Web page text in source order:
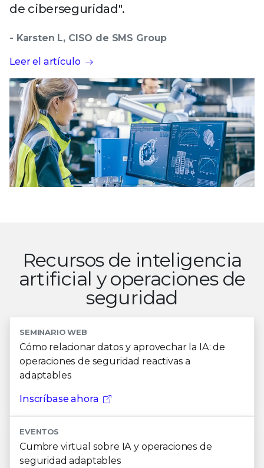
de ciberseguridad".
- Karsten L, CISO de SMS Group
Leer el artículo
Recursos de inteligencia
artificial y operaciones de
seguridad
SEMINARIO WEB
Cómo relacionar datos y aprovechar la IA: de
operaciones de seguridad reactivas a
adaptables
Inscríbase ahora
EVENTOS
Cumbre virtual sobre IA y operaciones de
seguridad adaptables